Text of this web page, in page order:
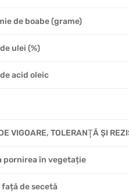
de boabe (grame)
ulei (%)
acid oleic
VIGOARE, TOLERANŢĂ ŞI
pornirea în vegetație
de secetă